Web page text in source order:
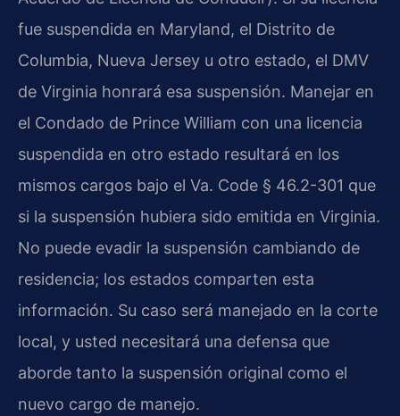
fue suspendida en Maryland, el Distrito de
Columbia, Nueva Jersey u otro estado, el DMV
de Virginia honrará esa suspensión. Manejar en
el Condado de Prince William con una licencia
suspendida en otro estado resultará en los
mismos cargos bajo el Va. Code § 46.2-301 que
si la suspensión hubiera sido emitida en Virginia.
No puede evadir la suspensión cambiando de
residencia; los estados comparten esta
información. Su caso será manejado en la corte
local, y usted necesitará una defensa que
aborde tanto la suspensión original como el
nuevo cargo de manejo.